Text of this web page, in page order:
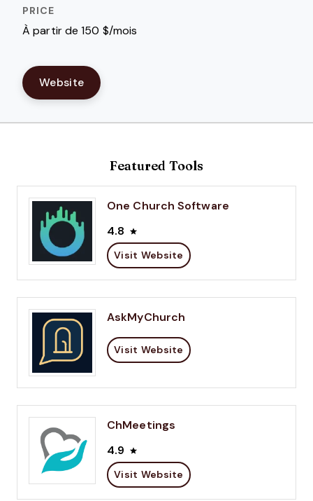
À partir de 150 $/mois
Website
Featured Tools
One Church Software
4.8
Visit Website
AskMyChurch
Visit Website
ChMeetings
4.9
Visit Website